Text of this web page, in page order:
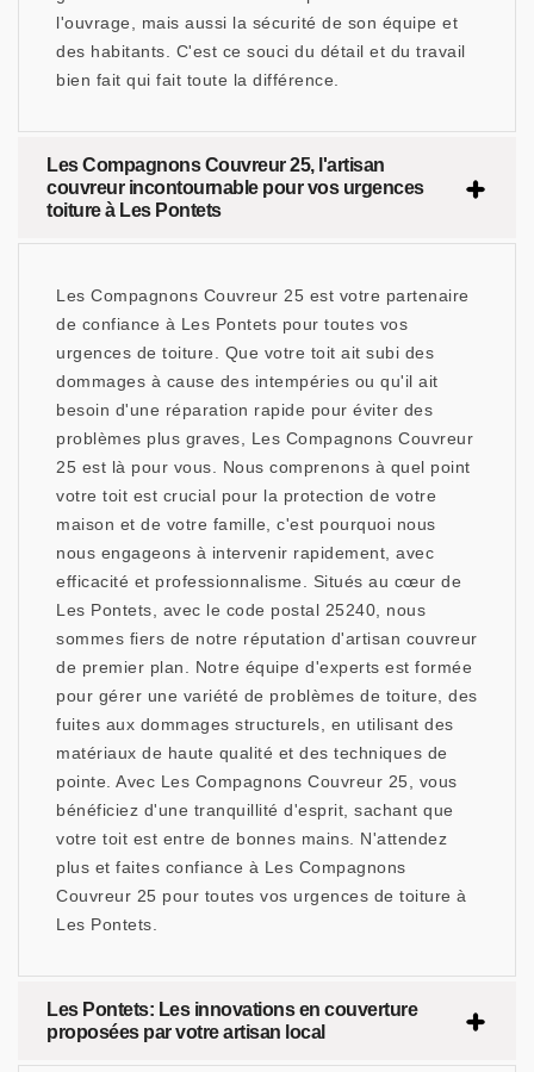
l'ouvrage, mais aussi la sécurité de son équipe et
des habitants. C'est ce souci du détail et du travail
bien fait qui fait toute la différence.
Les Compagnons Couvreur 25, l'artisan
couvreur incontournable pour vos urgences
toiture à Les Pontets
Les Compagnons Couvreur 25 est votre partenaire
de confiance à Les Pontets pour toutes vos
urgences de toiture. Que votre toit ait subi des
dommages à cause des intempéries ou qu'il ait
besoin d'une réparation rapide pour éviter des
problèmes plus graves, Les Compagnons Couvreur
25 est là pour vous. Nous comprenons à quel point
votre toit est crucial pour la protection de votre
maison et de votre famille, c'est pourquoi nous
nous engageons à intervenir rapidement, avec
efficacité et professionnalisme. Situés au cœur de
Les Pontets, avec le code postal 25240, nous
sommes fiers de notre réputation d'artisan couvreur
de premier plan. Notre équipe d'experts est formée
pour gérer une variété de problèmes de toiture, des
fuites aux dommages structurels, en utilisant des
matériaux de haute qualité et des techniques de
pointe. Avec Les Compagnons Couvreur 25, vous
bénéficiez d'une tranquillité d'esprit, sachant que
votre toit est entre de bonnes mains. N'attendez
plus et faites confiance à Les Compagnons
Couvreur 25 pour toutes vos urgences de toiture à
Les Pontets.
Les Pontets: Les innovations en couverture
proposées par votre artisan local